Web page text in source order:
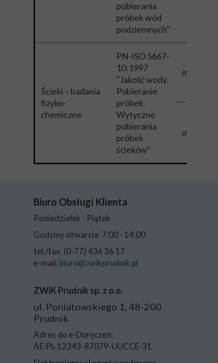
pobierania
próbek wód
podziemnych"
Ścieki – badania
fizyko-
chemiczne
PN-ISO 5667-
10:1997
"Jakość wody.
Pobieranie
próbek.
Wytyczne
pobierania
próbek
ścieków"
metoda
metoda
Biuro Obsługi Klienta
Poniedziałek - Piątek
Godziny otwarcia: 7:00 - 14:00
tel./fax. (0-77) 436 36 17
e-mail: biuro@zwikprudnik.pl
ZWiK Prudnik sp. z o.o.
ul. Poniatowskiego 1, 48-200
Prudnik
Adres do e-Doręczeń:
AE:PL-12343-87079-UUCCE-31